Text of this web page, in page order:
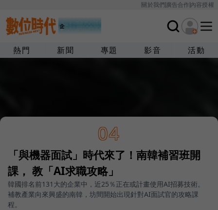
關於我們廣告合作內容授權
熱門 新聞 專題 影音 活動
04
「與機器面試」時代來了！南韓補習班開
課， 教「AI求職攻略」
韓國排名前131大的企業中，近25％正在或計畫使用AI招募技術。
補教產業向來興盛的南韓，坊間開始出現針對AI面試官的攻略課
程。